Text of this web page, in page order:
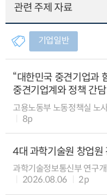
관련 주제 자료
기업일반
“대한민국 중견기업과
중견기업계와 정책 간
고용노동부 노동정책실 노
8p
4대 과학기술원 창업원
과학기술정보통신부 연구
2026.08.06
2p